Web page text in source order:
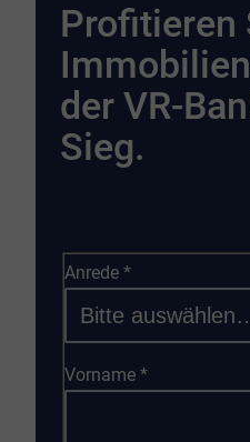
Profitieren
der VR-
Sieg.
Anrede*
Vorname*